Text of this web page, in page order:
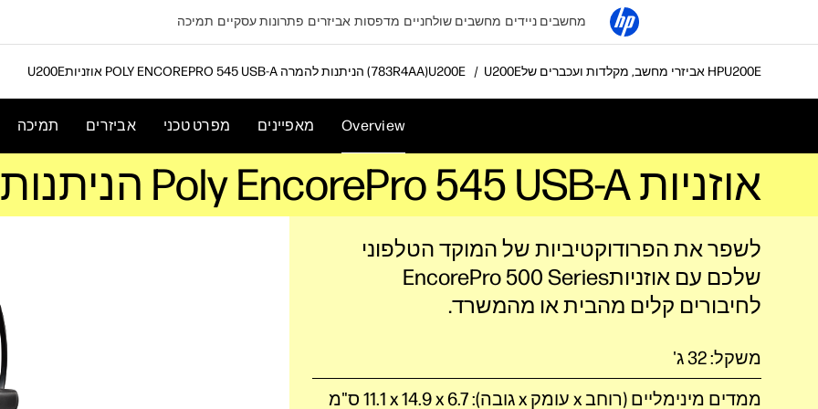
מחשבים ניידים מחשבים שולחניים מדפסות אביזרים פתרונות עסקיים תמיכה
אביזרי מחשב, מקלדות ועכברים של HP אוזניות POLY ENCOREPRO 545 USB-A הניתנות להמרה (783R4AA)
Overview מאפיינים מפרט טכני אביזרים תמיכה
אוזניות Poly EncorePro 545 USB-A הניתנות להמרה (783R4AA)
לשפר את הפרודוקטיביות של המוקד הטלפוני
שלכם עם אוזניות‎ EncorePro 500 Series
משקל: 32 ג'
ממדים מינימליים (רוחב x עומק x גובה): ‎11.1 x 14.9 x 6.7 ס"מ